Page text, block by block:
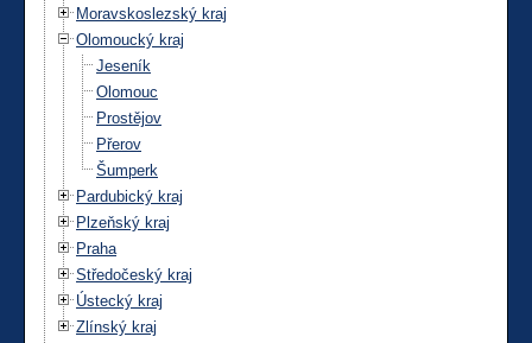
Moravskoslezský kraj
Olomoucký kraj
Jeseník
Olomouc
Prostějov
Přerov
Šumperk
Pardubický kraj
Plzeňský kraj
Praha
Středočeský kraj
Ústecký kraj
Zlínský kraj